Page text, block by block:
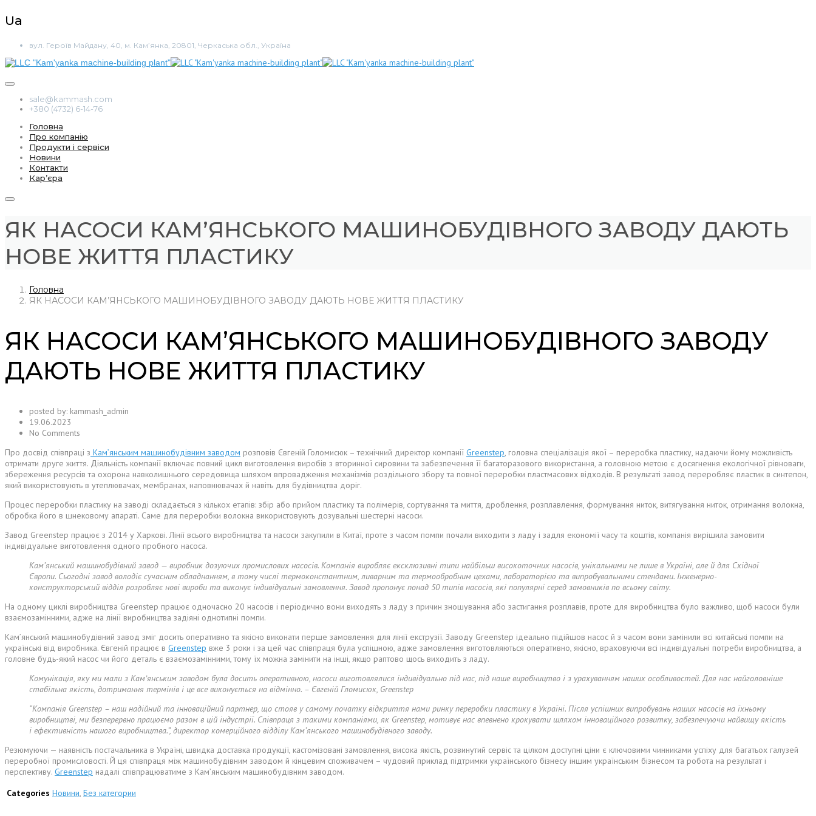
Ua
вул. Героїв Майдану, 40, м. Кам’янка, 20801, Черкаська обл., Україна
sale@kammash.com
+380 (4732) 6-14-76
Головна
Про компанію
Продукти і сервіси
Новини
Контакти
Кар’єра
ЯК НАСОСИ КАМ’ЯНСЬКОГО МАШИНОБУДІВНОГО ЗАВОДУ ДАЮТЬ
НОВЕ ЖИТТЯ ПЛАСТИКУ
Головна
ЯК НАСОСИ КАМ’ЯНСЬКОГО МАШИНОБУДІВНОГО ЗАВОДУ ДАЮТЬ НОВЕ ЖИТТЯ ПЛАСТИКУ
ЯК НАСОСИ КАМ’ЯНСЬКОГО МАШИНОБУДІВНОГО ЗАВОДУ
ДАЮТЬ НОВЕ ЖИТТЯ ПЛАСТИКУ
posted by: kammash_admin
19.06.2023
No Comments
Про досвід співпраці з Камʼянським машинобудівним заводом розповів Євгеній Голомисюк – технічний директор компанії Greenstep, головна спеціалізація якої – переробка пластику, надаючи йому можливість
отримати друге життя. Діяльність компанії включає повний цикл виготовлення виробів з вторинної сировини та забезпечення її багаторазового використання, а головною метою є досягнення екологічної рівноваги,
збереження ресурсів та охорона навколишнього середовища шляхом впровадження механізмів роздільного збору та повної переробки пластмасових відходів. В результаті завод переробляє пластик в синтепон,
який використовують в утеплювачах, мембранах, наповнювачах й навіть для будівництва доріг.
Процес переробки пластику на заводі складається з кількох етапів: збір або прийом пластику та полімерів, сортування та миття, дроблення, розплавлення, формування ниток, витягування ниток, отримання волокна,
обробка його в шнековому апараті. Саме для переробки волокна використовують дозувальні шестерні насоси.
Завод Greenstep працює з 2014 у Харкові. Лінії всього виробництва та насоси закупили в Китаї, проте з часом помпи почали виходити з ладу і задля економії часу та коштів, компанія вирішила замовити
індивідуальне виготовлення одного пробного насоса.
Кам’янський машинобудівний завод — виробник дозуючих промислових насосів. Компанія виробляє ексклюзивні типи найбільш високоточних насосів, унікальними не лише в Україні, але й для Східної
Європи. Сьогодні завод володіє сучасним обладнанням, в тому числі термоконстантним, ливарним та термообробним цехами, лабораторією та випробувальними стендами. Інженерно-
конструкторський відділ розробляє нові вироби та виконує індивідуальні замовлення. Завод пропонує понад 50 типів насосів, які популярні серед замовників по всьому світу.
На одному циклі виробництва Greenstep працює одночасно 20 насосів і періодично вони виходять з ладу з причин зношування або застигання розплавів, проте для виробництва було важливо, щоб насоси були
взаємозамінними, адже на лінії виробництва задіяні однотипні помпи.
Камʼянський машинобудівний завод зміг досить оперативно та якісно виконати перше замовлення для лінії екструзії. Заводу Greenstep ідеально підійшов насос й з часом вони замінили всі китайські помпи на
українські від виробника. Євгеній працює в Greenstep вже 3 роки і за цей час співпраця була успішною, адже замовлення виготовляються оперативно, якісно, враховуючи всі індивідуальні потреби виробництва, а
головне будь-який насос чи його деталь є взаємозамінними, тому їх можна замінити на інші, якщо раптово щось виходить з ладу.
Комунікація, яку ми мали з Камʼянським заводом була досить оперативною, насоси виготовлялися індивідуально під нас, під наше виробництво і з урахуванням наших особливостей. Для нас найголовніше
стабільна якість, дотримання термінів і це все виконується на відмінно. – Євгеній Гломисюк, Greenstep
“Компанія Greenstep – наш надійний та інноваційний партнер, що стояв у самому початку відкриття нами ринку переробки пластику в Україні. Після успішних випробувань наших насосів на їхньому
виробництві, ми безперервно працюємо разом в цій індустрії. Співпраця з такими компаніями, як Greenstep, мотивує нас впевнено крокувати шляхом інноваційного розвитку, забезпечуючи найвищу якість
і ефективність нашого виробництва.”, директор комерційного відділу Кам’янського машинобудівного заводу.
Резюмуючи — наявність постачальника в Україні, швидка доставка продукції, кастомізовані замовлення, висока якість, розвинутий сервіс та цілком доступні ціни є ключовими чинниками успіху для багатьох галузей
переробної промисловості. Й ця співпраця між машинобудівним заводом й кінцевим споживачем – чудовий приклад підтримки українського бізнесу іншим українським бізнесом та робота на результат і
перспективу. Greenstep надалі співпрацюватиме з Кам’янським машинобудівним заводом.
Categories Новини, Без категории